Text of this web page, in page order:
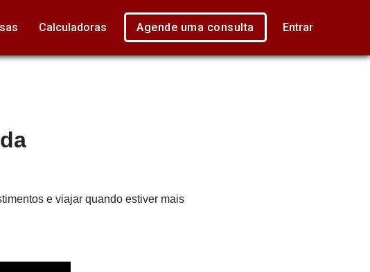
Calculadoras Agende uma consulta Entrar
e viajar quando estiver mais